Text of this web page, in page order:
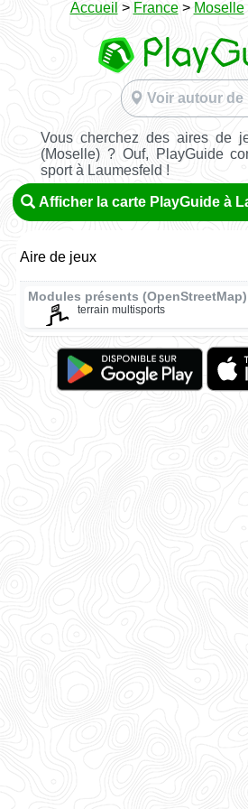
Accueil > France> Moselle
Voir autour de
Vous cherchez des aires de
(Moselle) ? Ouf, PlayGuide
sport à Laumesfeld !
Afficher la carte PlayGuide à
Aire de jeux
Modules présents (OpenStreetMap)
terrain multisports